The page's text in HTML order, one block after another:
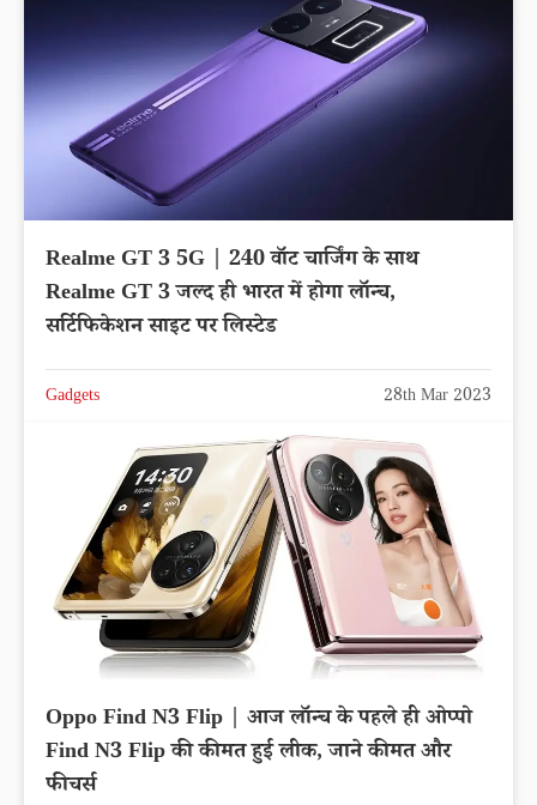
Realme GT 3 5G | 240 वॉट चार्जिंग के साथ
Realme GT 3 जल्द ही भारत में होगा लॉन्च,
सर्टिफिकेशन साइट पर लिस्टेड
Gadgets 28th Mar 2023
Oppo Find N3 Flip | आज लॉन्च के पहले ही ओप्पो
Find N3 Flip की कीमत हुई लीक, जाने कीमत और
फीचर्स